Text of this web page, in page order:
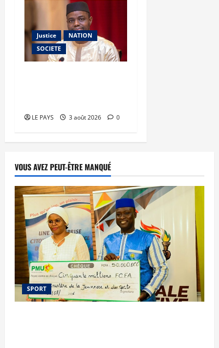
Justice
NATION
SOCIETE
LE PAYS 3 août 2026 0
VOUS AVEZ PEUT-ÊTRE MANQUÉ
SPORT